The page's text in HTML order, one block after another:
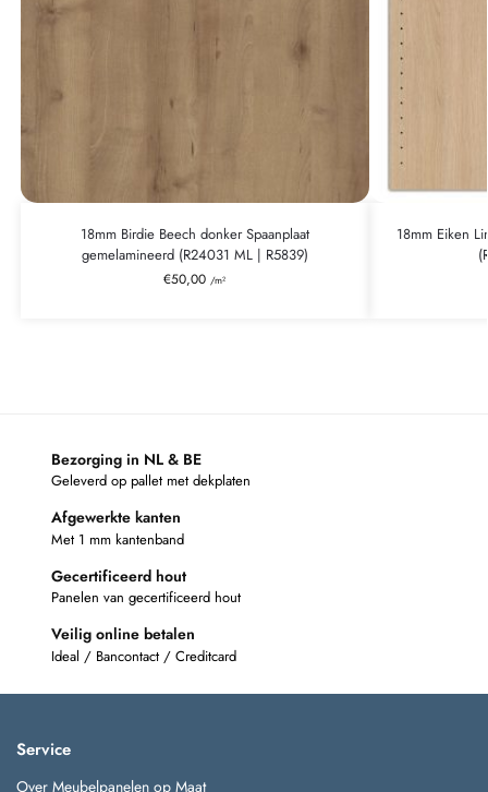
18mm Birdie Beech donker Spaanplaat
gemelamineerd (R24031 ML | R5839)
€50,00 /m²
18mm Eiken
Bezorging in NL & BE
Geleverd op pallet met dekplaten
Afgewerkte kanten
Met 1 mm kantenband
Gecertificeerd hout
Panelen van gecertificeerd hout
Veilig online betalen
Ideal / Bancontact / Creditcard
Service
Over Meubelpanelen op Maat